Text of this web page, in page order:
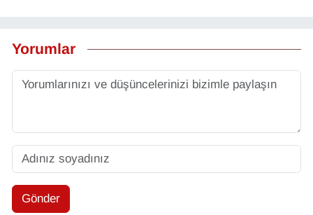
Yorumlar
Gönder